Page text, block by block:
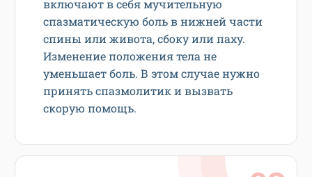
включают в себя мучительную
спазматическую боль в нижней части
спины или живота, сбоку или паху.
Изменение положения тела не
уменьшает боль. В этом случае нужно
принять спазмолитик и вызвать
скорую помощь.